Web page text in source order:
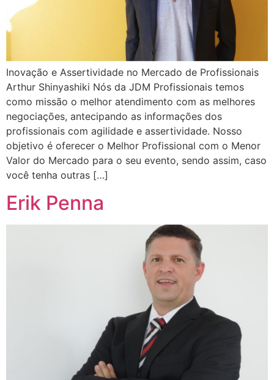
Inovação e Assertividade no Mercado de Profissionais
Arthur Shinyashiki Nós da JDM Profissionais temos
como missão o melhor atendimento com as melhores
negociações, antecipando as informações dos
profissionais com agilidade e assertividade. Nosso
objetivo é oferecer o Melhor Profissional com o Menor
Valor do Mercado para o seu evento, sendo assim, caso
você tenha outras […]
Erik Penna